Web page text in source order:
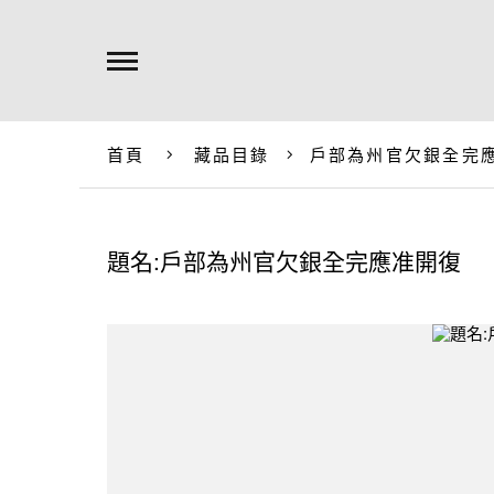
首頁 藏品目錄 戶部為州官欠銀全完
題名:戶部為州官欠銀全完應准開復